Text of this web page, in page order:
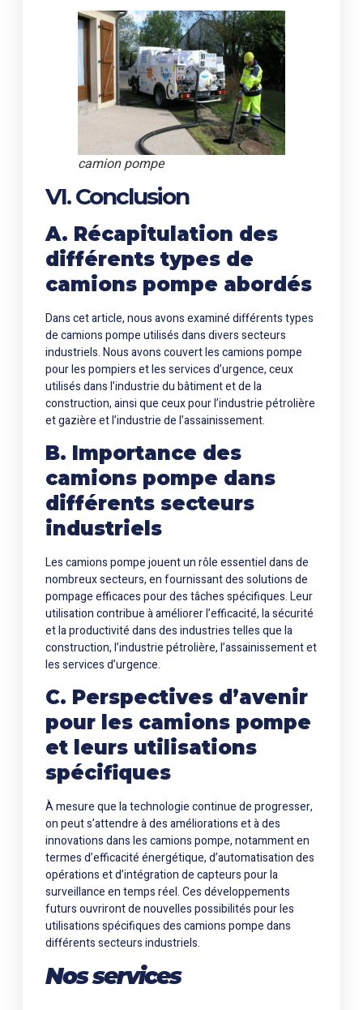
camion pompe
VI. Conclusion
A. Récapitulation des
différents types de
camions pompe abordés
Dans cet article, nous avons examiné différents types
de camions pompe utilisés dans divers secteurs
industriels. Nous avons couvert les camions pompe
pour les pompiers et les services d’urgence, ceux
utilisés dans l’industrie du bâtiment et de la
construction, ainsi que ceux pour l’industrie pétrolière
et gazière et l’industrie de l’assainissement.
B. Importance des
camions pompe dans
différents secteurs
industriels
Les camions pompe jouent un rôle essentiel dans de
nombreux secteurs, en fournissant des solutions de
pompage efficaces pour des tâches spécifiques. Leur
utilisation contribue à améliorer l’efficacité, la sécurité
et la productivité dans des industries telles que la
construction, l’industrie pétrolière, l’assainissement et
les services d’urgence.
C. Perspectives d’avenir
pour les camions pompe
et leurs utilisations
spécifiques
À mesure que la technologie continue de progresser,
on peut s’attendre à des améliorations et à des
innovations dans les camions pompe, notamment en
termes d’efficacité énergétique, d’automatisation des
opérations et d’intégration de capteurs pour la
surveillance en temps réel. Ces développements
futurs ouvriront de nouvelles possibilités pour les
utilisations spécifiques des camions pompe dans
différents secteurs industriels.
Nos services